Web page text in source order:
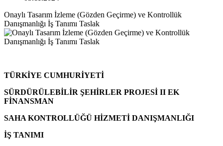
Onaylı Tasarım İzleme (Gözden Geçirme) ve Kontrollük
Danışmanlığı İş Tanımı Taslak
TÜRKİYE CUMHURİYETİ
SÜRDÜRÜLEBİLİR ŞEHİRLER PROJESİ II EK
FİNANSMAN
SAHA KONTROLLÜĞÜ HİZMETİ DANIŞMANLIĞI
İŞ TANIMI